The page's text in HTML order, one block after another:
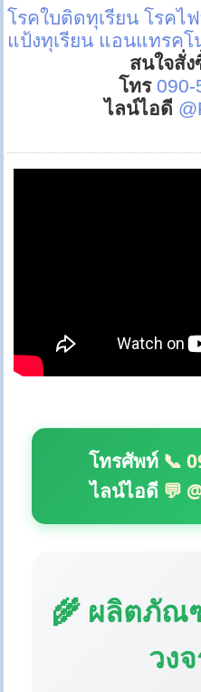
โรคใบติดทุเรียน โรคไ
แป้งทุเรียน แอนแทรคโ
สนใจสั่
โทร 090-
ไลน์ไอดี
โทรศัพท์ 📞
ไลน์ไอดี 💬
🌾 ผลิตภัณ
วง